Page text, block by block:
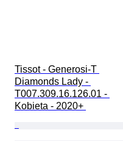
Tissot - Generosi-T
Diamonds Lady -
T007.309.16.126.01 -
Kobieta - 2020+